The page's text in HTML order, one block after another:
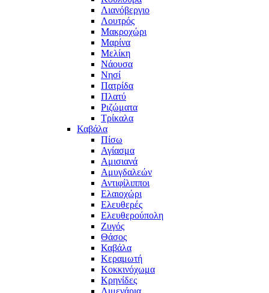
Λιανόβεργιο
Λουτρός
Μακροχώρι
Μαρίνα
Μελίκη
Νάουσα
Νησί
Πατρίδα
Πλατύ
Ριζώματα
Τρίκαλα
Καβάλα
Πίσω
Αγίασμα
Αμισιανά
Αμυγδαλεών
Αντιφίλιπποι
Ελαιοχώρι
Ελευθερές
Ελευθερούπολη
Ζυγός
Θάσος
Καβάλα
Κεραμωτή
Κοκκινόχωμα
Κρηνίδες
Λιμενάρια